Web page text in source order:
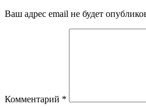
Ваш адрес email не будет
Комментарий *